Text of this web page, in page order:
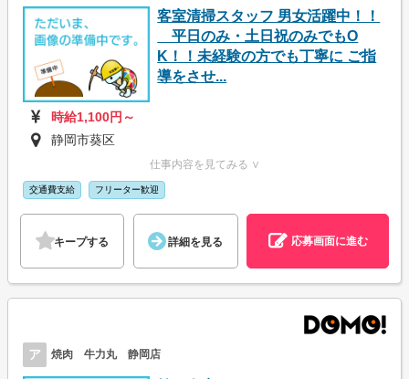
客室清掃スタッフ 男女活躍中！！
平日のみ・土日祝のみでもO
K！！未経験の方でも丁寧に ご指
導をさせ...
時給1,100円～
静岡市葵区
仕事内容を見てみる ∨
交通費支給 フリーター歓迎
キープする 詳細を見る 応募画面に進む
ア 焼肉 牛力丸 静岡店